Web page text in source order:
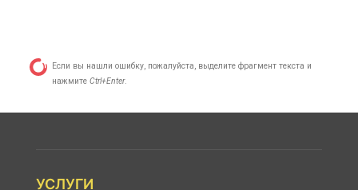
Если вы нашли ошибку, пожалуйста, выделите фрагмент текста и
нажмите Ctrl+Enter.
УСЛУГИ